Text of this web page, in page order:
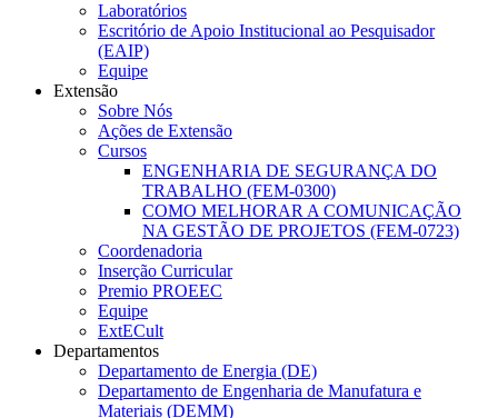
Laboratórios
Escritório de Apoio Institucional ao Pesquisador
(EAIP)
Equipe
Extensão
Sobre Nós
Ações de Extensão
Cursos
ENGENHARIA DE SEGURANÇA DO
TRABALHO (FEM-0300)
COMO MELHORAR A COMUNICAÇÃO
NA GESTÃO DE PROJETOS (FEM-0723)
Coordenadoria
Inserção Curricular
Premio PROEEC
Equipe
ExtECult
Departamentos
Departamento de Energia (DE)
Departamento de Engenharia de Manufatura e
Materiais (DEMM)